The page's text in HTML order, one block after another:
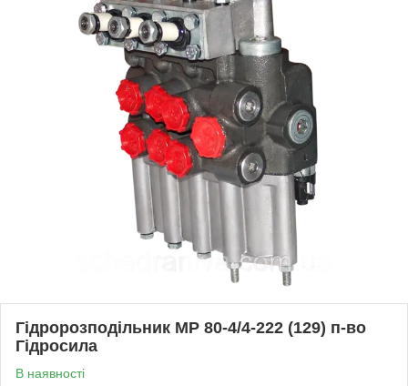
Гідророзподільник МР 80-4/4-222 (129) п-во
Гідросила
В наявності